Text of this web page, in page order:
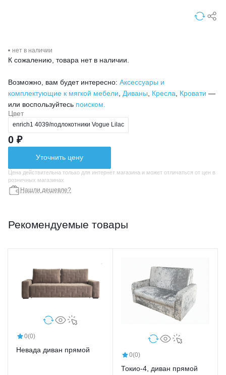
нет в наличии
К сожалению, товара нет в наличии.
Возможно, вам будет интересно: Аксессуары и
комплектующие к мягкой мебели
Диваны Кресла Кровати —
или воспользуйтесь поиском.
Цвет
enrich1 4039/подлокотники Vogue Lilac
0 ₽
Уточнить цену
Цена действительна только для интернет магазина и может отличаться от цен в
розничных магазинах
Нашли дешевле?
Рекомендуемые товары
0(0)
Невада диван прямой
0(0)
Токио-4, диван прямой